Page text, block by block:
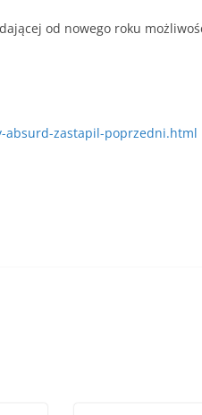
od nowego roku
absurd-zastapil-poprzedni.html